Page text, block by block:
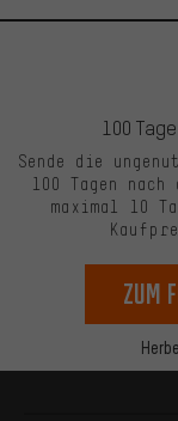
100
Sende die
100 Tagen
maximal 10
zum